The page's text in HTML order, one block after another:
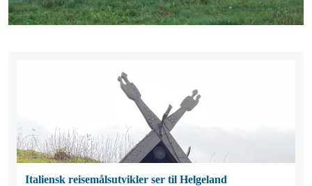
Italiensk reisemålsutvikler ser til Helgeland